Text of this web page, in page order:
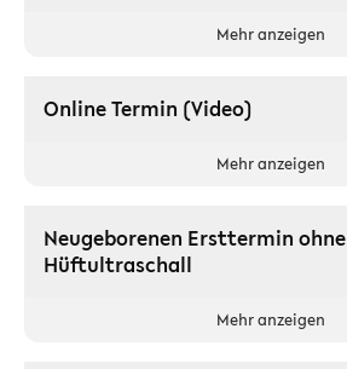
Mehr anzeigen
Online Termin (Video)
Mehr anzeigen
Neugeborenen Ersttermin ohne
Hüftultraschall
Mehr anzeigen